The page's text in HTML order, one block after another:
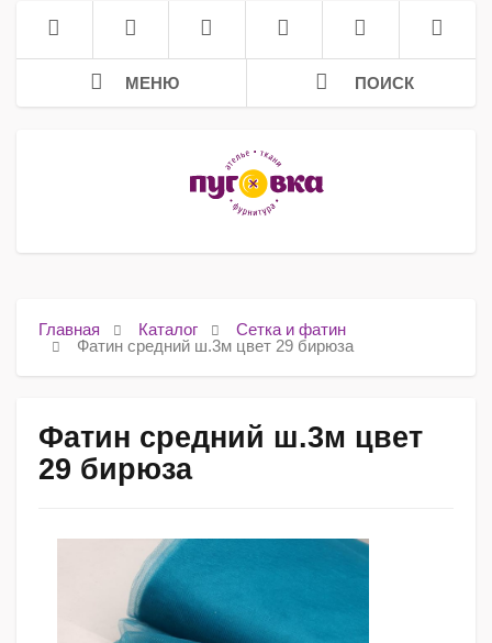
МЕНЮ ПОИСК
Главная Каталог
Сетка и фатин
Фатин средний ш.3м цвет 29 бирюза
Фатин средний ш.3м цвет
29 бирюза